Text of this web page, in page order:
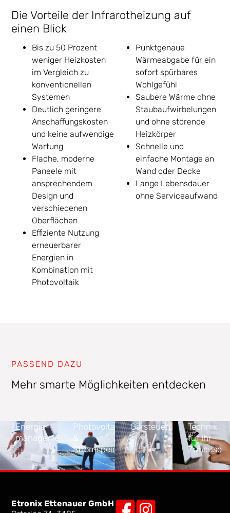
Die Vorteile der Infrarotheizung auf
einen Blick
Bis zu 50 Prozent
weniger Heizkosten
im Vergleich zu
konventionellen
Systemen
Deutlich geringere
Anschaffungskosten
und keine aufwendige
Wartung
Flache, moderne
Paneele mit
ansprechendem
Design und
verschiedenen
Oberflächen
Effiziente Nutzung
erneuerbarer
Energien in
Kombination mit
Photovoltaik
Punktgenaue
Wärmeabgabe für ein
sofort spürbares
Wohlgefühl
Saubere Wärme ohne
Staubaufwirbelungen
und ohne störende
Heizkörper
Schnelle und
einfache Montage an
Wand oder Decke
Lange Lebensdauer
ohne Serviceaufwand
PASSEND DAZU
Mehr smarte Möglichkeiten entdecken
Energie­
management
Photovoltaik
&
Stromspeicher
Gärsteuerung Technik
für Ihr
Zuhause
Etronix Ettenauer GmbH